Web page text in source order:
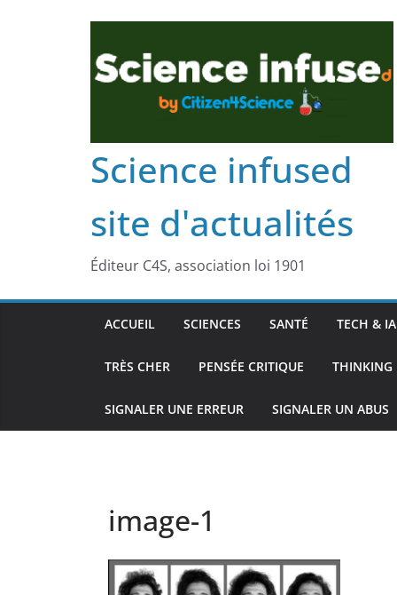
Science infused
site d'actualités
Éditeur C4S, association loi 1901
ACCUEIL SCIENCES SANTÉ TECH & IA
TRÈS CHER PENSÉE CRITIQUE THINKING
SIGNALER UNE ERREUR SIGNALER UN ABUS
image-1